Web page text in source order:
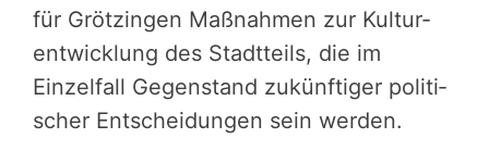
für Grötzingen Maßnahmen zur Kultur­
ent­wick­lung ­des Stadtteils, die im
Einzelfall Gegenstand zukünf­ti­ger ­po­li­ti­
scher Entschei­dun­gen sein werden.